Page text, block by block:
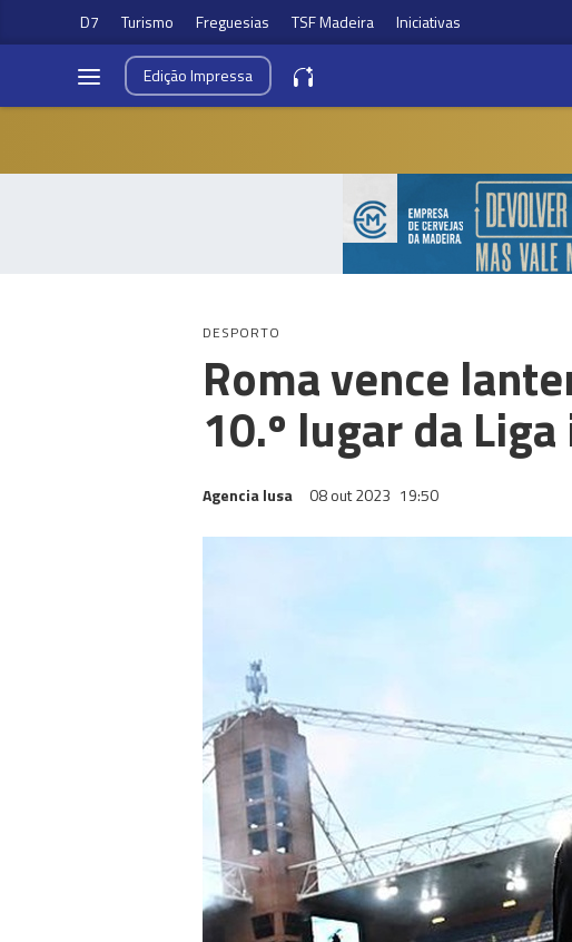
D7 Turismo Freguesias TSF Madeira Iniciativas
EdiçãoImpressa
DESPORTO
Roma vence
10.º lugar da
Agencia lusa 08 out 2023 19:50